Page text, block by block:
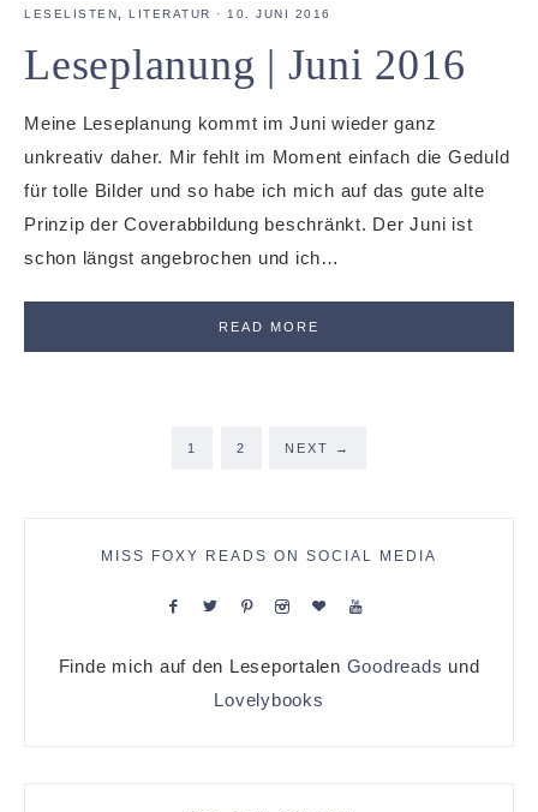
LESELISTEN, LITERATUR · 10. JUNI 2016
Leseplanung | Juni 2016
Meine Leseplanung kommt im Juni wieder ganz
unkreativ daher. Mir fehlt im Moment einfach die Geduld
für tolle Bilder und so habe ich mich auf das gute alte
Prinzip der Coverabbildung beschränkt. Der Juni ist
schon längst angebrochen und ich…
READ MORE
1 2 NEXT →
MISS FOXY READS ON SOCIAL MEDIA
Finde mich auf den Leseportalen Goodreads und
Lovelybooks